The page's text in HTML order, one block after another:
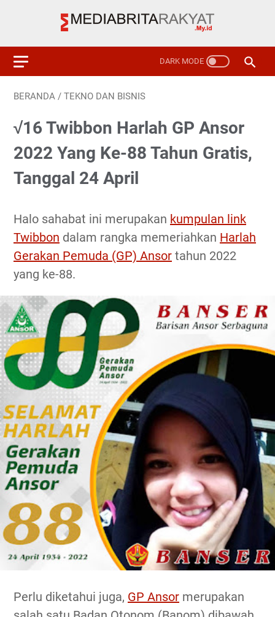
BERANDA / TEKNO DAN BISNIS
√16 Twibbon Harlah GP Ansor
2022 Yang Ke-88 Tahun Gratis,
Tanggal 24 April
Halo sahabat ini merupakan kumpulan link
Twibbon dalam rangka memeriahkan Harlah
Gerakan Pemuda (GP) Ansor tahun 2022
yang ke-88.
Perlu diketahui juga, GP Ansor merupakan